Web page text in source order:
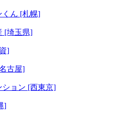
くん [札幌]
[埼玉県]
]
古屋]
ション [西東京]
]